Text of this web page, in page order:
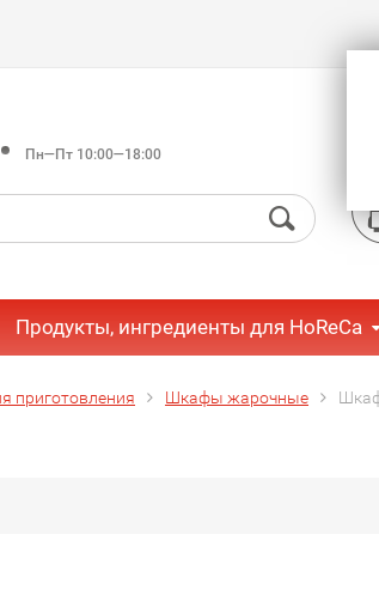
Пн—Пт 10:00—18:00
Продукты, ингредиенты для HoReCa
приготовления Шкафы жарочные